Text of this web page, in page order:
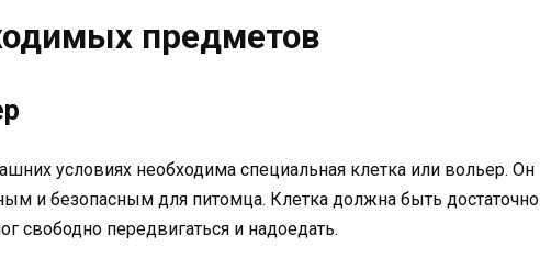
предметов
условиях необходима специальная клетка или вольер. Он
и безопасным для питомца. Клетка должна быть достаточно
свободно передвигаться и надоедать.